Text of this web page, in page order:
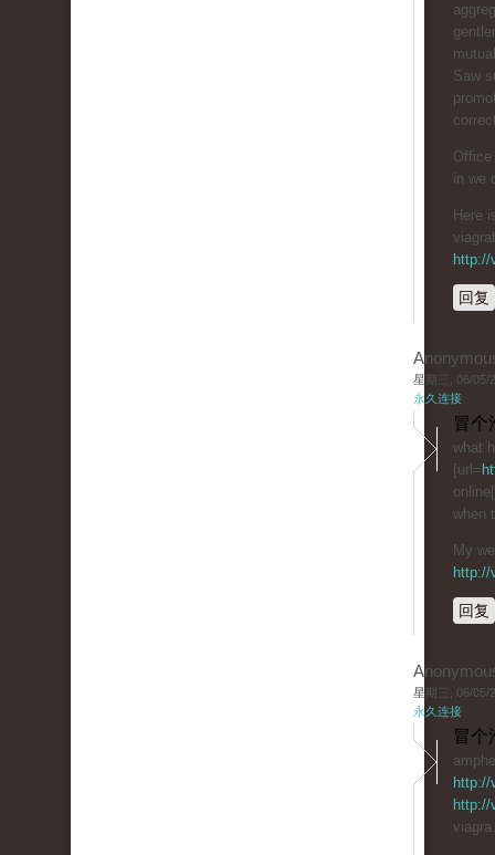
Saw
in we
Here
http://
回复
星期三, 06/05/
永久连接
冒个
what
[url=
when
My
http://
回复
星期三, 06/05/
永久连接
冒个
http://
http://
viagra.